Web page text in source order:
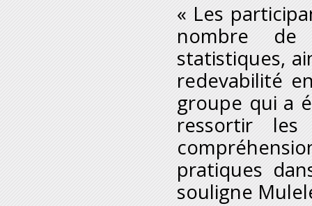
« Les
nombre de
statistiques,
redevabilité
groupe qui a
ressortir
pratiques
souligne